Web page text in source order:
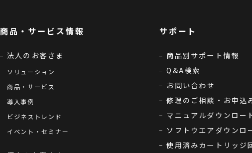
商品・サービス情報
法人のお客さま
ソリューション
商品・サービス
導入事例
ビジネストレンド
イベント・セミナー
サポート
商品別サポート情報
Q&A検索
お問い合わせ
修理のご相談・お申込
マニュアルダウンロー
ソフトウエアダウンロ
使用済みカートリッジ